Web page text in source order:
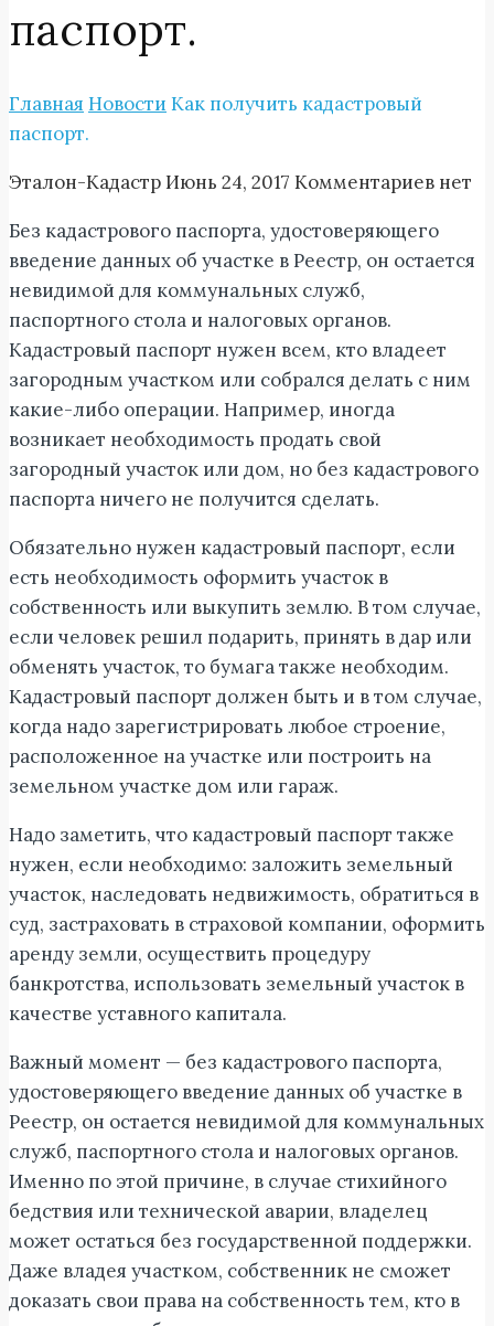
паспорт.
Главная Новости Как получить кадастровый
паспорт.
Эталон-КадастрИюнь 24, 2017 Комментариев нет
Без кадастрового паспорта, удостоверяющего
введение данных об участке в Реестр, он остается
невидимой для коммунальных служб,
паспортного стола и налоговых органов.
Кадастровый паспорт нужен всем, кто владеет
загородным участком или собрался делать с ним
какие-либо операции. Например, иногда
возникает необходимость продать свой
загородный участок или дом, но без кадастрового
паспорта ничего не получится сделать.
Обязательно нужен кадастровый паспорт, если
есть необходимость оформить участок в
собственность или выкупить землю. В том случае,
если человек решил подарить, принять в дар или
обменять участок, то бумага также необходим.
Кадастровый паспорт должен быть и в том случае,
когда надо зарегистрировать любое строение,
расположенное на участке или построить на
земельном участке дом или гараж.
Надо заметить, что кадастровый паспорт также
нужен, если необходимо: заложить земельный
участок, наследовать недвижимость, обратиться в
суд, застраховать в страховой компании, оформить
аренду земли, осуществить процедуру
банкротства, использовать земельный участок в
качестве уставного капитала.
Важный момент — без кадастрового паспорта,
удостоверяющего введение данных об участке в
Реестр, он остается невидимой для коммунальных
служб, паспортного стола и налоговых органов.
Именно по этой причине, в случае стихийного
бедствия или технической аварии, владелец
может остаться без государственной поддержки.
Даже владея участком, собственник не сможет
доказать свои права на собственность тем, кто в